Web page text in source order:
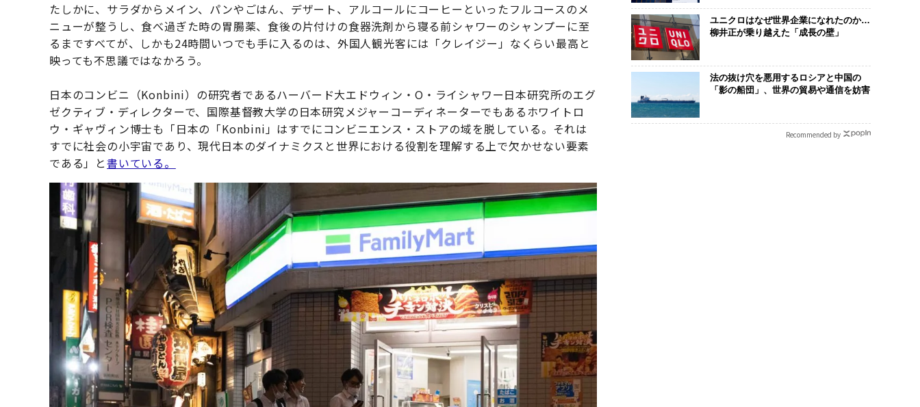
たしかに、サラダからメイン、パンやごはん、デザート、アルコールにコーヒーといったフルコースのメ
ニューが整うし、食べ過ぎた時の胃腸薬、食後の片付けの食器洗剤から寝る前シャワーのシャンプーに至
るまですべてが、しかも24時間いつでも手に入るのは、外国人観光客には「クレイジー」なくらい最高と
映っても不思議ではなかろう。
日本のコンビニ（Konbini）の研究者であるハーバード大エドウィン・O・ライシャワー日本研究所のエグ
ゼクティブ・ディレクターで、国際基督教大学の日本研究メジャーコーディネーターでもあるホワイトロ
ウ・ギャヴィン博士も「日本の「Konbini」はすでにコンビニエンス・ストアの域を脱している。それは
すでに社会の小宇宙であり、現代日本のダイナミクスと世界における役割を理解する上で欠かせない要素
である」と書いている。
ユニクロはなぜ世界企業になれたのか…
柳井正が乗り越えた「成長の壁」
法の抜け穴を悪用するロシアと中国の
「影の船団」、世界の貿易や通信を妨害
Recommended by